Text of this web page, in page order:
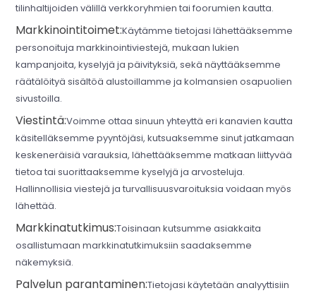
tilinhaltijoiden välillä verkkoryhmien tai foorumien kautta.
Markkinointitoimet:Käytämme tietojasi lähettääksemme
personoituja markkinointiviestejä, mukaan lukien
kampanjoita, kyselyjä ja päivityksiä, sekä näyttääksemme
räätälöityä sisältöä alustoillamme ja kolmansien osapuolien
sivustoilla.
Viestintä:Voimme ottaa sinuun yhteyttä eri kanavien kautta
käsitelläksemme pyyntöjäsi, kutsuaksemme sinut jatkamaan
keskeneräisiä varauksia, lähettääksemme matkaan liittyvää
tietoa tai suorittaaksemme kyselyjä ja arvosteluja.
Hallinnollisia viestejä ja turvallisuusvaroituksia voidaan myös
lähettää.
Markkinatutkimus:Toisinaan kutsumme asiakkaita
osallistumaan markkinatutkimuksiin saadaksemme
näkemyksiä.
Palvelun parantaminen:Tietojasi käytetään analyyttisiin